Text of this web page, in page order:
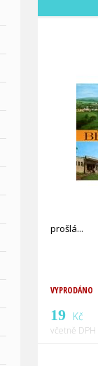
prošlá
VYPRODÁNO
19 Kč
včetně